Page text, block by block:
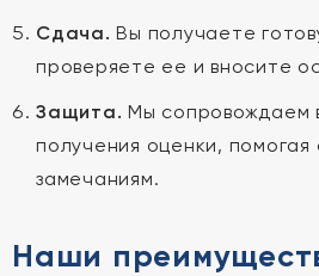
Сдача. Вы получаете
проверяете ее и вносите
Защита. Мы сопровождаем
получения оценки,
замечаниям.
Наши